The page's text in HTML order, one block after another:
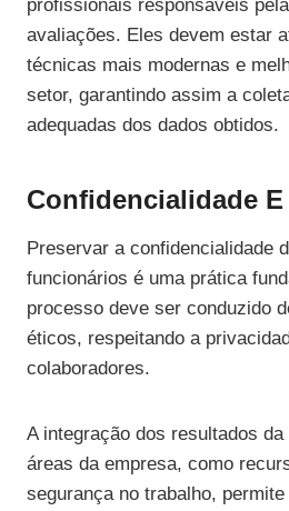
profissionais responsáveis
avaliações. Eles devem estar
técnicas mais modernas e
setor, garantindo assim a
adequadas dos dados obtidos.
Confidencialidade
Preservar a confidencialidade
funcionários é uma prática
processo deve ser conduzido
éticos, respeitando a
colaboradores.
A integração dos resultados
áreas da empresa, como
segurança no trabalho,